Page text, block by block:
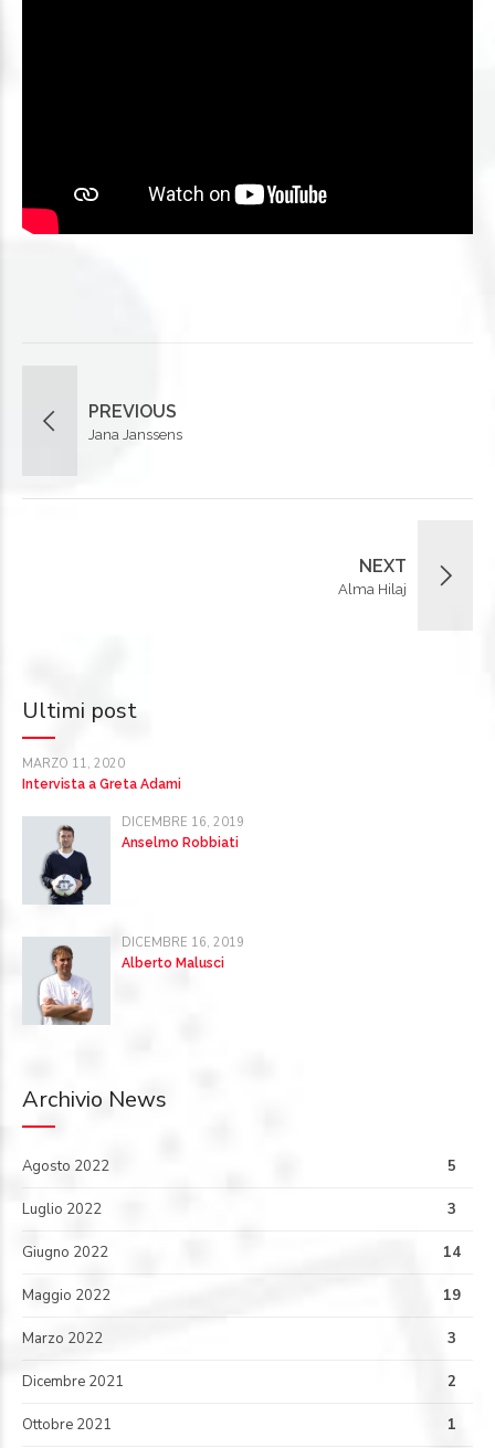
PREVIOUS
Jana Janssens
NEXT
Alma Hilaj
Ultimi post
MARZO 11, 2020
Intervista a Greta Adami
DICEMBRE 16, 2019
Anselmo Robbiati
DICEMBRE 16, 2019
Alberto Malusci
Archivio News
Agosto 2022 5
Luglio 2022 3
Giugno 2022 14
Maggio 2022 19
Marzo 2022 3
Dicembre 2021 2
Ottobre 2021 1